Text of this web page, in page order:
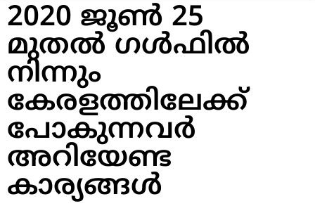
2020 ജൂണ്‍ 25
മുതല്‍ ഗള്‍ഫില്‍
നിന്നും
കേരളത്തിലേക്ക്
പോകുന്നവര്‍
അറിയേണ്ട
കാര്യങ്ങള്‍